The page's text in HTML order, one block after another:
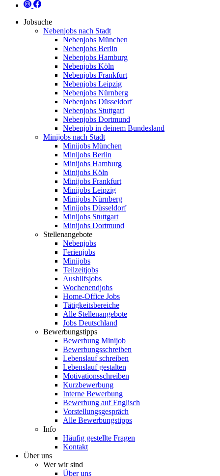
Jobsuche
Nebenjobs nach Stadt
Nebenjobs München
Nebenjobs Berlin
Nebenjobs Hamburg
Nebenjobs Köln
Nebenjobs Frankfurt
Nebenjobs Leipzig
Nebenjobs Nürnberg
Nebenjobs Düsseldorf
Nebenjobs Stuttgart
Nebenjobs Dortmund
Nebenjob in deinem Bundesland
Minijobs nach Stadt
Minijobs München
Minijobs Berlin
Minijobs Hamburg
Minijobs Köln
Minijobs Frankfurt
Minijobs Leipzig
Minijobs Nürnberg
Minijobs Düsseldorf
Minijobs Stuttgart
Minijobs Dortmund
Stellenangebote
Nebenjobs
Ferienjobs
Minijobs
Teilzeitjobs
Aushilfsjobs
Wochenendjobs
Home-Office Jobs
Tätigkeitsbereiche
Alle Stellenangebote
Jobs Deutschland
Bewerbungstipps
Bewerbung Minijob
Bewerbungsschreiben
Lebenslauf schreiben
Lebenslauf gestalten
Motivationsschreiben
Kurzbewerbung
Interne Bewerbung
Bewerbung auf Englisch
Vorstellungsgespräch
Alle Bewerbungstipps
Info
Häufig gestellte Fragen
Kontakt
Über uns
Wer wir sind
Über uns